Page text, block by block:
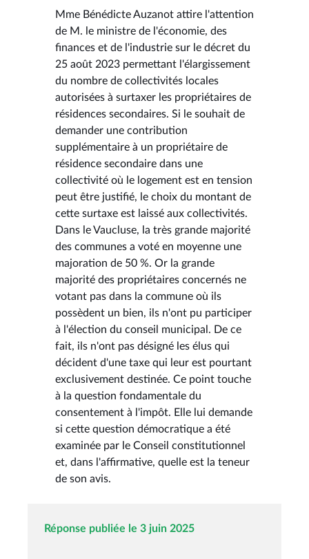
Mme Bénédicte Auzanot attire l'attention
de M. le ministre de l'économie, des
finances et de l'industrie sur le décret du
25 août 2023 permettant l'élargissement
du nombre de collectivités locales
autorisées à surtaxer les propriétaires de
résidences secondaires. Si le souhait de
demander une contribution
supplémentaire à un propriétaire de
résidence secondaire dans une
collectivité où le logement est en tension
peut être justifié, le choix du montant de
cette surtaxe est laissé aux collectivités.
Dans le Vaucluse, la très grande majorité
des communes a voté en moyenne une
majoration de 50 %. Or la grande
majorité des propriétaires concernés ne
votant pas dans la commune où ils
possèdent un bien, ils n'ont pu participer
à l'élection du conseil municipal. De ce
fait, ils n'ont pas désigné les élus qui
décident d'une taxe qui leur est pourtant
exclusivement destinée. Ce point touche
à la question fondamentale du
consentement à l'impôt. Elle lui demande
si cette question démocratique a été
examinée par le Conseil constitutionnel
et, dans l'affirmative, quelle est la teneur
de son avis.
Réponse publiée le 3 juin 2025